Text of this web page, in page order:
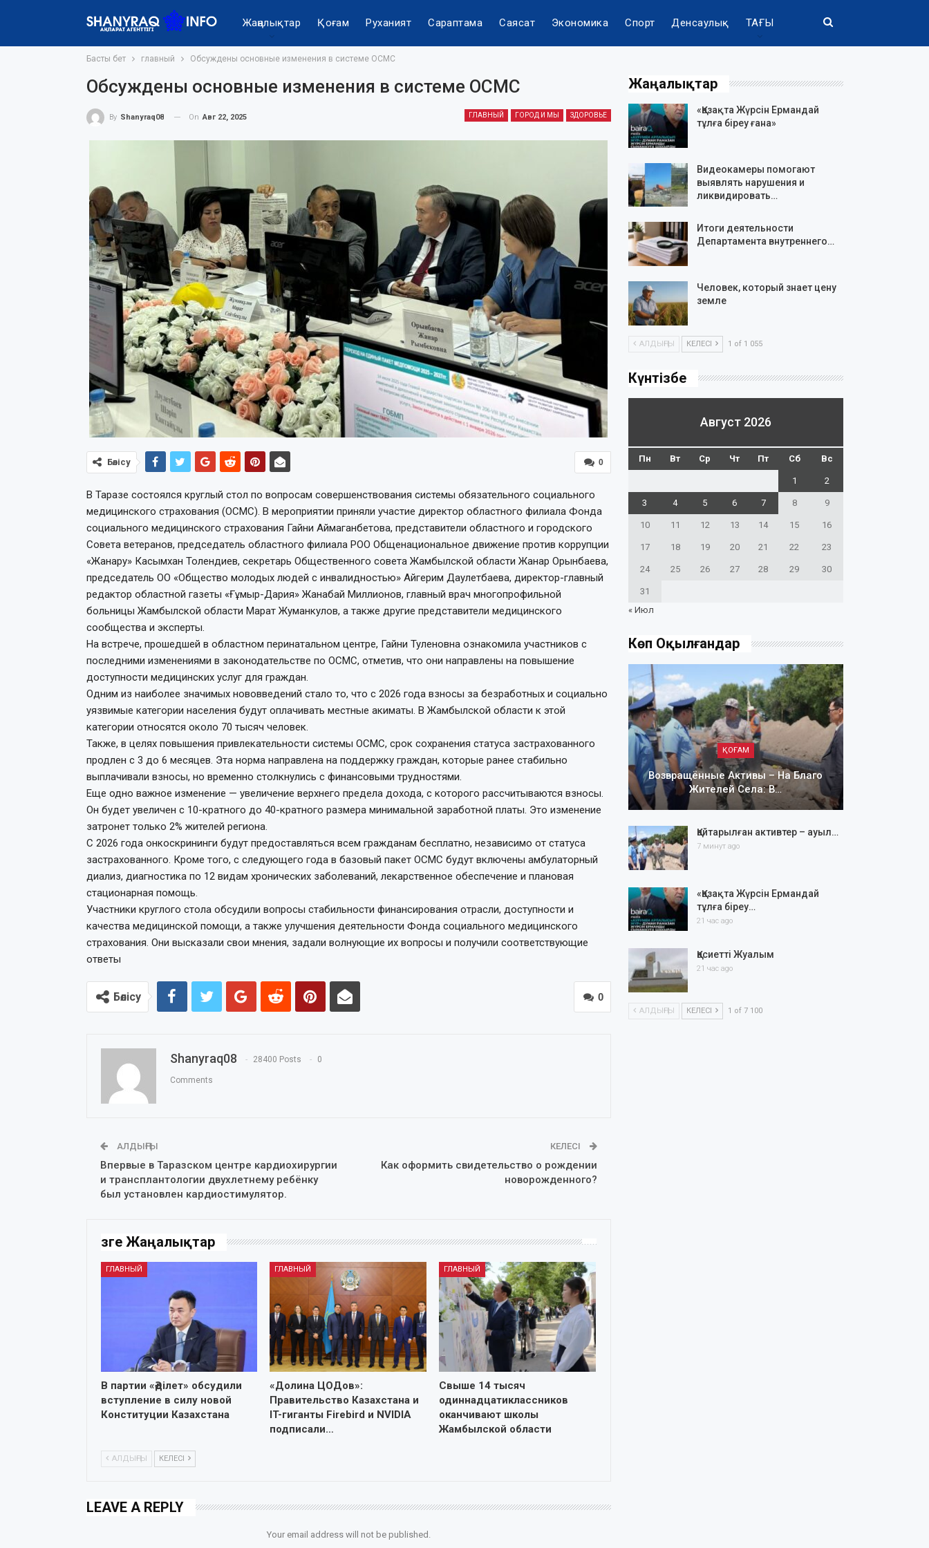
Жаңалықтар Қоғам Руханият Сараптама Саясат Экономика Спорт Денсаулық ТАҒЫ
Басты бет главный Обсуждены основные изменения в системе ОСМС
Обсуждены основные изменения в системе ОСМС
ГЛАВНЫЙ ГОРОД И МЫ ЗДОРОВЬЕ
By Shanyraq08 On Авг 22, 2025
0
Бөлісу
В Таразе состоялся круглый стол по вопросам совершенствования системы обязательного социального
медицинского страхования (ОСМС). В мероприятии приняли участие директор областного филиала Фонда
социального медицинского страхования Гайни Аймаганбетова, представители областного и городского
Совета ветеранов, председатель областного филиала РОО Общенациональное движение против коррупции
«Жанару» Касымхан Толендиев, секретарь Общественного совета Жамбылской области Жанар Орынбаева,
председатель ОО «Общество молодых людей с инвалидностью» Айгерим Даулетбаева, директор-главный
редактор областной газеты «Ғұмыр-Дария» Жанабай Миллионов, главный врач многопрофильной
больницы Жамбылской области Марат Жуманкулов, а также другие представители медицинского
сообщества и эксперты.
На встрече, прошедшей в областном перинатальном центре, Гайни Туленовна ознакомила участников с
последними изменениями в законодательстве по ОСМС, отметив, что они направлены на повышение
доступности медицинских услуг для граждан.
Одним из наиболее значимых нововведений стало то, что с 2026 года взносы за безработных и социально
уязвимые категории населения будут оплачивать местные акиматы. В Жамбылской области к этой
категории относятся около 70 тысяч человек.
Также, в целях повышения привлекательности системы ОСМС, срок сохранения статуса застрахованного
продлен с 3 до 6 месяцев. Эта норма направлена на поддержку граждан, которые ранее стабильно
выплачивали взносы, но временно столкнулись с финансовыми трудностями.
Еще одно важное изменение — увеличение верхнего предела дохода, с которого рассчитываются взносы.
Он будет увеличен с 10-кратного до 40-кратного размера минимальной заработной платы. Это изменение
затронет только 2% жителей региона.
С 2026 года онкоскрининги будут предоставляться всем гражданам бесплатно, независимо от статуса
застрахованного. Кроме того, с следующего года в базовый пакет ОСМС будут включены амбулаторный
диализ, диагностика по 12 видам хронических заболеваний, лекарственное обеспечение и плановая
стационарная помощь.
Участники круглого стола обсудили вопросы стабильности финансирования отрасли, доступности и
качества медицинской помощи, а также улучшения деятельности Фонда социального медицинского
страхования. Они высказали свои мнения, задали волнующие их вопросы и получили соответствующие
ответы
0
Бөлісу
Shanyraq08 28400 Posts 0
Comments
АЛДЫҢҒЫ
Впервые в Таразском центре кардиохирургии
и трансплантологии двухлетнему ребёнку
был установлен кардиостимулятор.
КЕЛЕСІ
Как оформить свидетельство о рождении
новорожденного?
Өзге Жаңалықтар
ГЛАВНЫЙ
В партии «Әділет» обсудили
вступление в силу новой
Конституции Казахстана
ГЛАВНЫЙ
«Долина ЦОДов»:
Правительство Казахстана и
IT-гиганты Firebird и NVIDIA
подписали…
ГЛАВНЫЙ
Свыше 14 тысяч
одиннадцатиклассников
оканчивают школы
Жамбылской области
АЛДЫҢҒЫ КЕЛЕСІ
LEAVE A REPLY
Your email address will not be published.
Жаңалықтар
«Қазақта Жүрсін Ермандай
тұлға біреу ғана»
Видеокамеры помогают
выявлять нарушения и
ликвидировать…
Итоги деятельности
Департамента внутреннего…
Человек, который знает цену
земле
АЛДЫҢҒЫ КЕЛЕСІ 1 of 1 055
Күнтізбе
Август 2026
Пн Вт Ср Чт Пт Сб Вс
1 2
3 4 5 6 7 8 9
10 11 12 13 14 15 16
17 18 19 20 21 22 23
24 25 26 27 28 29 30
31
« Июл
Көп Оқылғандар
ҚОҒАМ
Возвращённые Активы – На Благо
Жителей Села: В…
Қайтарылған активтер – ауыл…
7 минут ago
«Қазақта Жүрсін Ермандай
тұлға біреу…
21 час ago
Қасиетті Жуалым
21 час ago
АЛДЫҢҒЫ КЕЛЕСІ 1 of 7 100